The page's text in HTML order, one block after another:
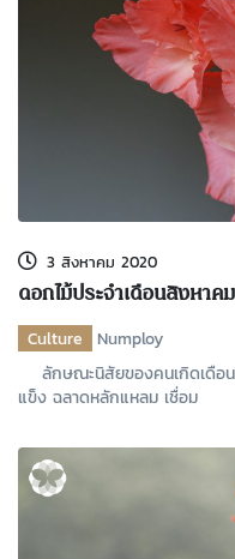
3 สิงหาคม 2020
ดอกไม้ประจำเดือนสิงหาคม
Culture
Numploy
ลักษณะนิสัยของคนเกิดเดือ
แข็ง ฉลาดหลักแหลม เชื่อม